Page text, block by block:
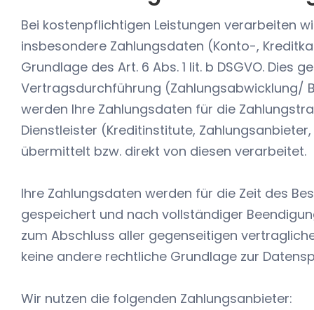
Bei kostenpflichtigen Leistungen verarbeiten
insbesondere Zahlungsdaten (Konto-,
Grundlage des Art. 6 Abs. 1 lit. b DSGVO. Dies
Vertragsdurchführung (Zahlungsabwicklung/
werden Ihre Zahlungsdaten für die
Dienstleister (Kreditinstitute,
übermittelt bzw. direkt von diesen verarbeitet.
Ihre Zahlungsdaten werden für die Zeit des
gespeichert und nach vollständiger
zum Abschluss aller gegenseitigen
keine andere rechtliche Grundlage zur
Wir nutzen die folgenden Zahlungsanbieter: